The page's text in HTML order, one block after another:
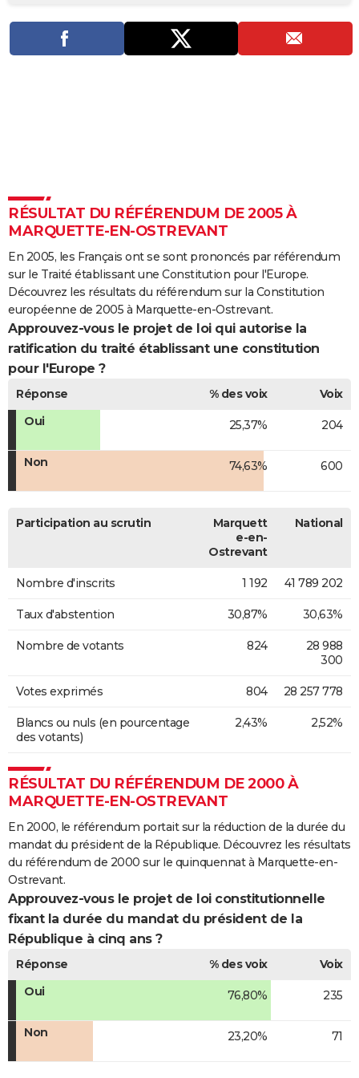
PHOTO
GUIDES D'ACHAT
COPAINS D'AVANT
FORUM
Bricolage
Lifestyle
Culture
Sport
Auto
Television
Voyage
Cinema
RÉSULTAT DU RÉFÉRENDUM DE 2005 À
MARQUETTE-EN-OSTREVANT
En 2005, les Français ont se sont prononcés par référendum
sur le Traité établissant une Constitution pour l'Europe.
Découvrez les résultats du référendum sur la Constitution
européenne de 2005 à Marquette-en-Ostrevant.
Approuvez-vous le projet de loi qui autorise la
ratification du traité établissant une constitution
pour l'Europe ?
Réponse % des voix
Voix
Oui
25,37% 204
Non 74,63% 600
Participation au scrutin
Marquett
e-en-
Ostrevant
National
Nombre d'inscrits 1 192 41 789 202
Taux d'abstention 30,87% 30,63%
Nombre de votants 824
28 988
300
Votes exprimés 804 28 257 778
Blancs ou nuls (en pourcentage
des votants)
2,43% 2,52%
RÉSULTAT DU RÉFÉRENDUM DE 2000 À
MARQUETTE-EN-OSTREVANT
En 2000, le référendum portait sur la réduction de la durée du
mandat du président de la République. Découvrez les résultats
du référendum de 2000 sur le quinquennat à Marquette-en-
Ostrevant.
Approuvez-vous le projet de loi constitutionnelle
fixant la durée du mandat du président de la
République à cinq ans ?
Réponse % des voix
Voix
Oui
76,80% 235
Non 23,20% 71